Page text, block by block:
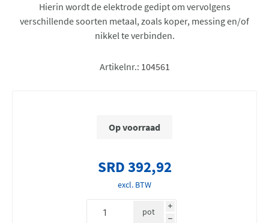
Hierin wordt de elektrode gedipt om vervolgens
verschillende soorten metaal, zoals koper, messing en/of
nikkel te verbinden.
Artikelnr.: 104561
Op voorraad
SRD 392,92
excl. BTW
i
h
pot